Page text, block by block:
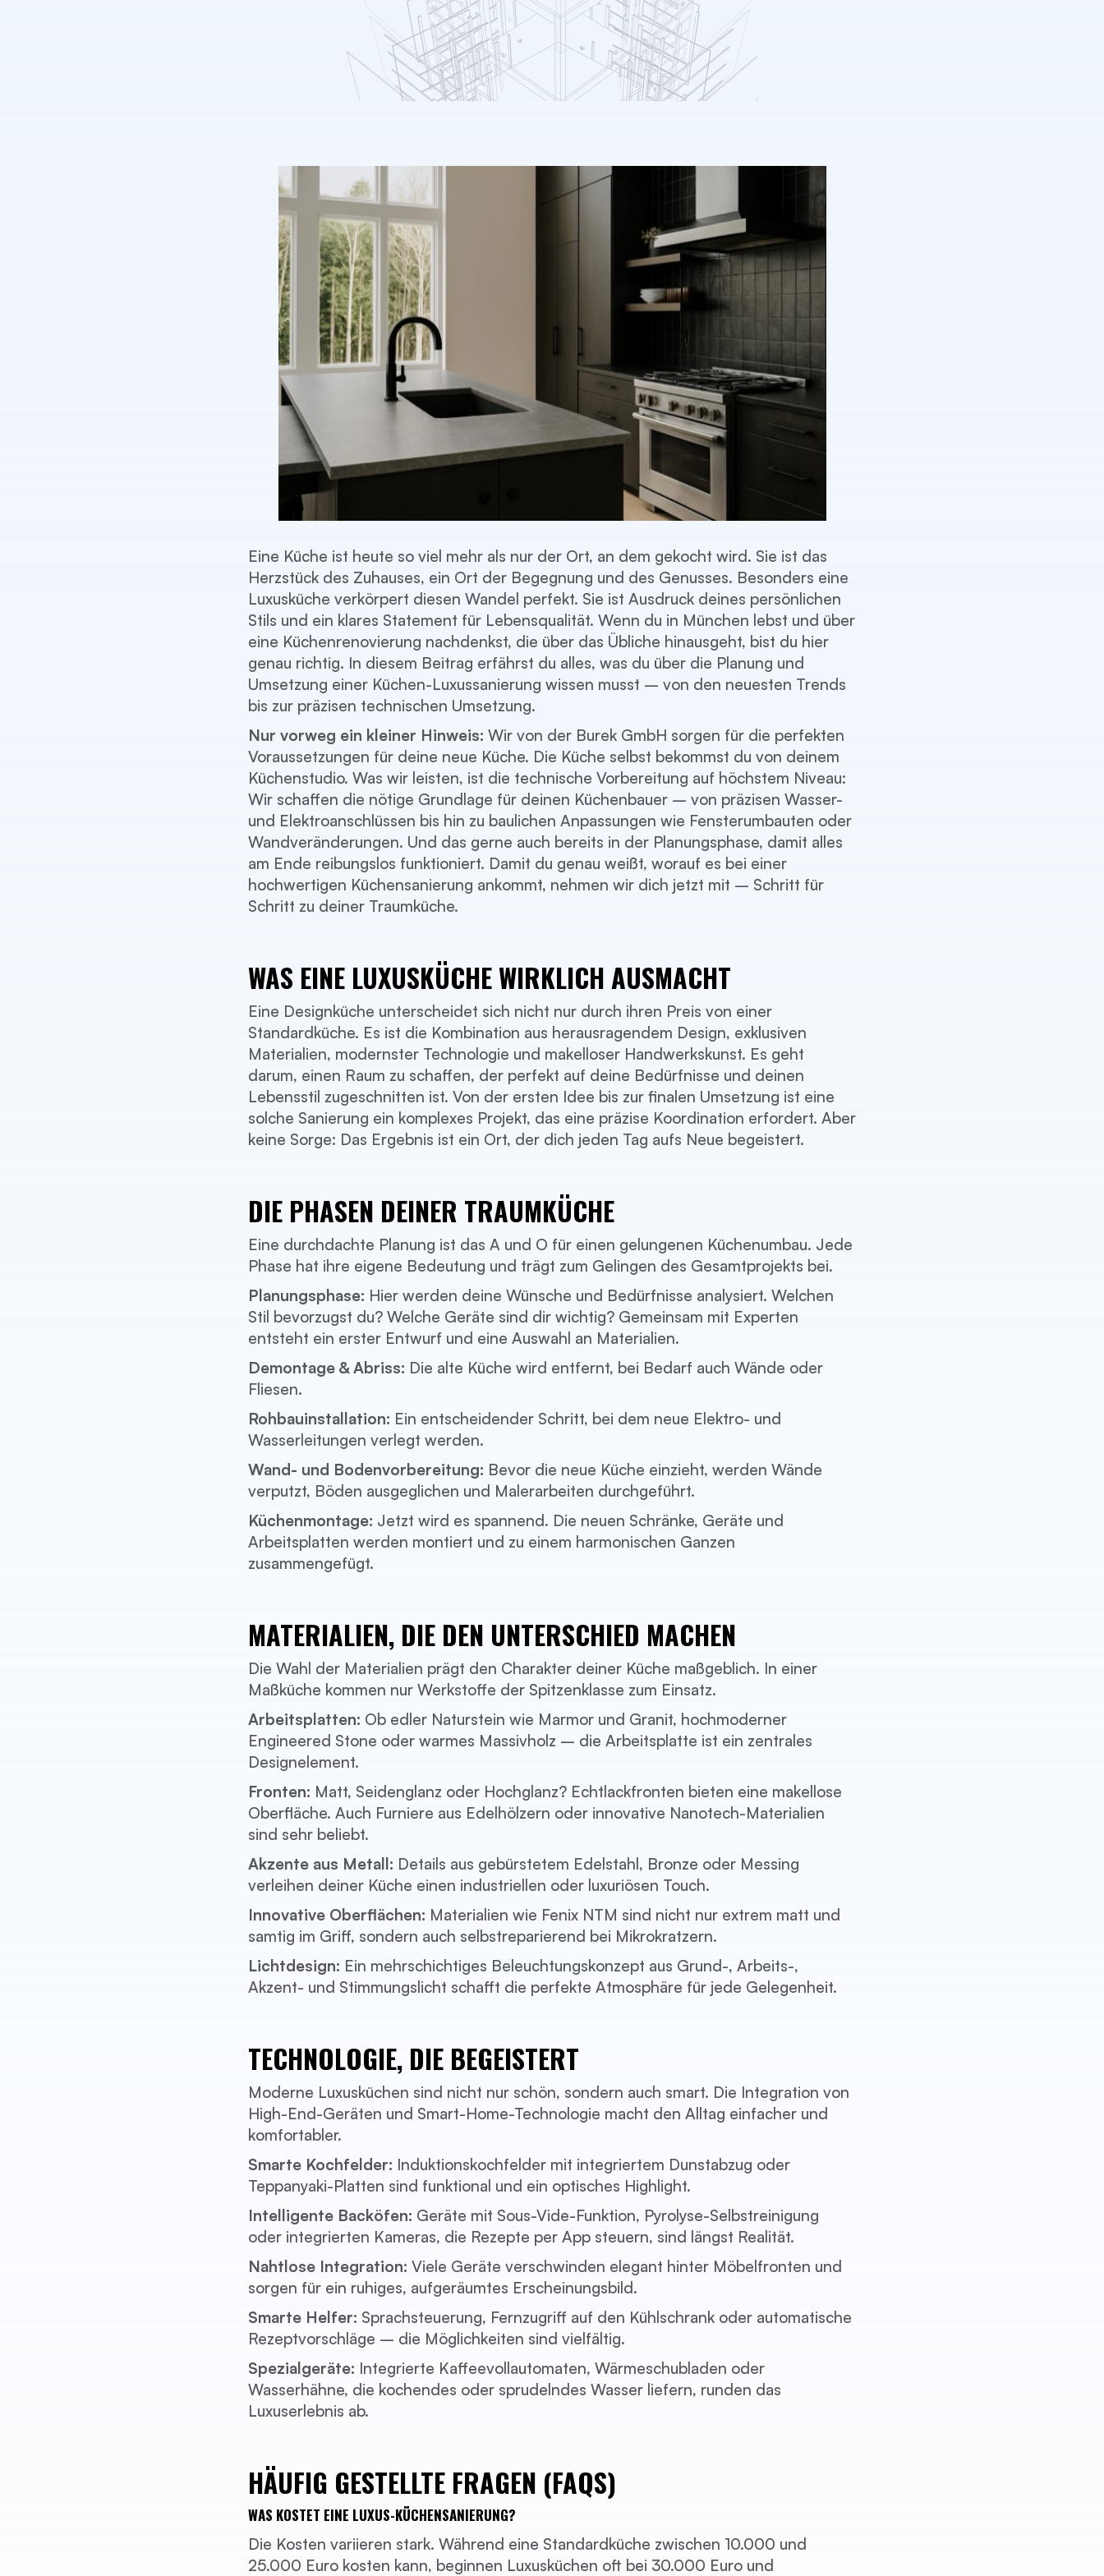
Eine Küche ist heute so viel mehr als nur der Ort, an dem gekocht wird. Sie ist das
Herzstück des Zuhauses, ein Ort der Begegnung und des Genusses. Besonders eine
Luxusküche verkörpert diesen Wandel perfekt. Sie ist Ausdruck deines persönlichen
Stils und ein klares Statement für Lebensqualität. Wenn du in München lebst und über
eine Küchenrenovierung nachdenkst, die über das Übliche hinausgeht, bist du hier
genau richtig. In diesem Beitrag erfährst du alles, was du über die Planung und
Umsetzung einer Küchen-Luxussanierung wissen musst – von den neuesten Trends
bis zur präzisen technischen Umsetzung.
Nur vorweg ein kleiner Hinweis: Wir von der Burek GmbH sorgen für die perfekten
Voraussetzungen für deine neue Küche. Die Küche selbst bekommst du von deinem
Küchenstudio. Was wir leisten, ist die technische Vorbereitung auf höchstem Niveau:
Wir schaffen die nötige Grundlage für deinen Küchenbauer – von präzisen Wasser-
und Elektroanschlüssen bis hin zu baulichen Anpassungen wie Fensterumbauten oder
Wandveränderungen. Und das gerne auch bereits in der Planungsphase, damit alles
am Ende reibungslos funktioniert. Damit du genau weißt, worauf es bei einer
hochwertigen Küchensanierung ankommt, nehmen wir dich jetzt mit – Schritt für
Schritt zu deiner Traumküche.
WAS EINE LUXUSKÜCHE WIRKLICH AUSMACHT
Eine Designküche unterscheidet sich nicht nur durch ihren Preis von einer
Standardküche. Es ist die Kombination aus herausragendem Design, exklusiven
Materialien, modernster Technologie und makelloser Handwerkskunst. Es geht
darum, einen Raum zu schaffen, der perfekt auf deine Bedürfnisse und deinen
Lebensstil zugeschnitten ist. Von der ersten Idee bis zur finalen Umsetzung ist eine
solche Sanierung ein komplexes Projekt, das eine präzise Koordination erfordert. Aber
keine Sorge: Das Ergebnis ist ein Ort, der dich jeden Tag aufs Neue begeistert.
DIE PHASEN DEINER TRAUMKÜCHE
Eine durchdachte Planung ist das A und O für einen gelungenen Küchenumbau. Jede
Phase hat ihre eigene Bedeutung und trägt zum Gelingen des Gesamtprojekts bei.
Planungsphase: Hier werden deine Wünsche und Bedürfnisse analysiert. Welchen
Stil bevorzugst du? Welche Geräte sind dir wichtig? Gemeinsam mit Experten
entsteht ein erster Entwurf und eine Auswahl an Materialien.
Demontage & Abriss: Die alte Küche wird entfernt, bei Bedarf auch Wände oder
Fliesen.
Rohbauinstallation: Ein entscheidender Schritt, bei dem neue Elektro- und
Wasserleitungen verlegt werden.
Wand- und Bodenvorbereitung: Bevor die neue Küche einzieht, werden Wände
verputzt, Böden ausgeglichen und Malerarbeiten durchgeführt.
Küchenmontage: Jetzt wird es spannend. Die neuen Schränke, Geräte und
Arbeitsplatten werden montiert und zu einem harmonischen Ganzen
zusammengefügt.
MATERIALIEN, DIE DEN UNTERSCHIED MACHEN
Die Wahl der Materialien prägt den Charakter deiner Küche maßgeblich. In einer
Maßküche kommen nur Werkstoffe der Spitzenklasse zum Einsatz.
Arbeitsplatten: Ob edler Naturstein wie Marmor und Granit, hochmoderner
Engineered Stone oder warmes Massivholz – die Arbeitsplatte ist ein zentrales
Designelement.
Fronten: Matt, Seidenglanz oder Hochglanz? Echtlackfronten bieten eine makellose
Oberfläche. Auch Furniere aus Edelhölzern oder innovative Nanotech-Materialien
sind sehr beliebt.
Akzente aus Metall: Details aus gebürstetem Edelstahl, Bronze oder Messing
verleihen deiner Küche einen industriellen oder luxuriösen Touch.
Innovative Oberflächen: Materialien wie Fenix NTM sind nicht nur extrem matt und
samtig im Griff, sondern auch selbstreparierend bei Mikrokratzern.
Lichtdesign: Ein mehrschichtiges Beleuchtungskonzept aus Grund-, Arbeits-,
Akzent- und Stimmungslicht schafft die perfekte Atmosphäre für jede Gelegenheit.
TECHNOLOGIE, DIE BEGEISTERT
Moderne Luxusküchen sind nicht nur schön, sondern auch smart. Die Integration von
High-End-Geräten und Smart-Home-Technologie macht den Alltag einfacher und
komfortabler.
Smarte Kochfelder: Induktionskochfelder mit integriertem Dunstabzug oder
Teppanyaki-Platten sind funktional und ein optisches Highlight.
Intelligente Backöfen: Geräte mit Sous-Vide-Funktion, Pyrolyse-Selbstreinigung
oder integrierten Kameras, die Rezepte per App steuern, sind längst Realität.
Nahtlose Integration: Viele Geräte verschwinden elegant hinter Möbelfronten und
sorgen für ein ruhiges, aufgeräumtes Erscheinungsbild.
Smarte Helfer: Sprachsteuerung, Fernzugriff auf den Kühlschrank oder automatische
Rezeptvorschläge – die Möglichkeiten sind vielfältig.
Spezialgeräte: Integrierte Kaffeevollautomaten, Wärmeschubladen oder
Wasserhähne, die kochendes oder sprudelndes Wasser liefern, runden das
Luxuserlebnis ab.
HÄUFIG GESTELLTE FRAGEN (FAQS)
WAS KOSTET EINE LUXUS-KÜCHENSANIERUNG?
Die Kosten variieren stark. Während eine Standardküche zwischen 10.000 und
25.000 Euro kosten kann, beginnen Luxusküchen oft bei 30.000 Euro und